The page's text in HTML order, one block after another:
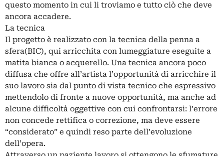
questo momento in cui li troviamo e tutto ciò che deve
ancora accadere.
La tecnica
Il progetto è realizzato con la tecnica della penna a
sfera(BIC), qui arricchita con lumeggiature eseguite a
matita bianca o acquerello. Una tecnica ancora poco
diffusa che offre all’artista l’opportunità di arricchire il
suo lavoro sia dal punto di vista tecnico che espressivo
mettendolo di fronte a nuove opportunità, ma anche ad
alcune difficoltà oggettive con cui confrontarsi: l’errore
non concede rettifica o correzione, ma deve essere
“considerato” e quindi reso parte dell’evoluzione
dell’opera.